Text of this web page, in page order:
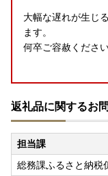
大幅な遅れが生じ
ます。
何卒ご容赦くださ
燕市へ応援いただ
皆さまからのお声
おります返礼品を
返礼品に関するお
担当課
総務課ふるさと納税